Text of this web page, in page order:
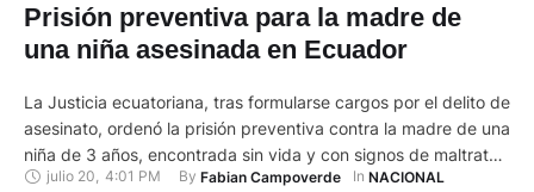
Prisión preventiva para la madre de
una niña asesinada en Ecuador
La Justicia ecuatoriana, tras formularse cargos por el delito de
asesinato, ordenó la prisión preventiva contra la madre de una
niña de 3 años, encontrada sin vida y con signos de maltratos
físicos al interior de su domicilio, ubicado en el sur de la
julio 20, 4:01 PM By Fabian Campoverde In NACIONAL